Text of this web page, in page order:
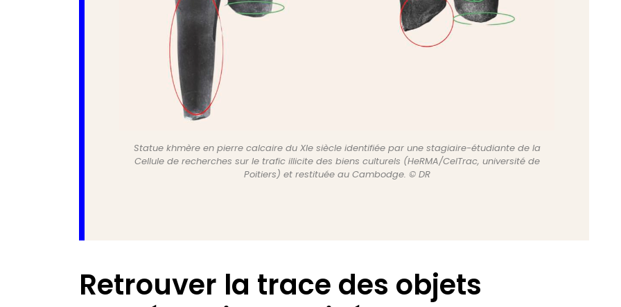
Statue khmère en pierre calcaire du XIe siècle identifiée par une stagiaire-étudiante de la
Cellule de recherches sur le trafic illicite des biens culturels (HeRMA/CelTrac, université de
Poitiers) et restituée au Cambodge. © DR
Retrouver la trace des objets